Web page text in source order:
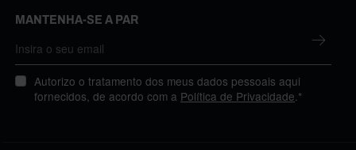
MANTENHA-SE A PAR
Autorizo o tratamento dos meus dados pessoais aqui
fornecidos, de acordo com a Política de Privacidade .*